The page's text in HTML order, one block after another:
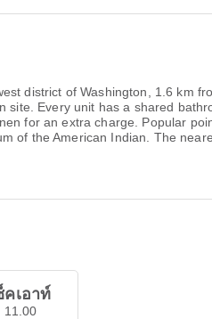
district of Washington, 1.6 km
site. Every unit has a shared
for an extra charge. Popular
of the American Indian. The
คเอาท์
11.00